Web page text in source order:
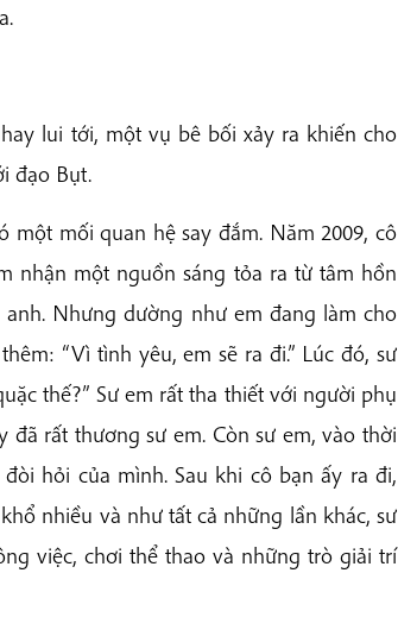
lui tới, một vụ bê bối xảy ra khiến cho
đạo Bụt.
mối quan hệ say đắm. Năm 2009, cô
nhận một nguồn sáng tỏa ra từ tâm hồn
Nhưng dường như em đang làm cho
“Vì tình yêu, em sẽ ra đi.” Lúc đó, sư
thế?” Sư em rất tha thiết với người phụ
rất thương sư em. Còn sư em, vào thời
hỏi của mình. Sau khi cô bạn ấy ra đi,
nhiều và như tất cả những lần khác, sư
việc, chơi thể thao và những trò giải trí